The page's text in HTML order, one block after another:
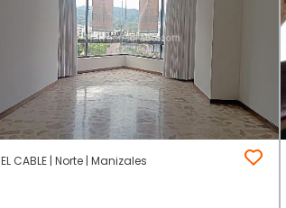
EL CABLE | Norte | Manizales